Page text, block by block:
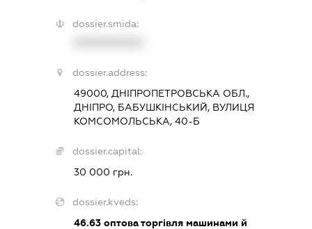
dossier.smida:
dossier.address:
49000, ДНІПРОПЕТРОВСЬКА ОБЛ.,
ДНІПРО, БАБУШКІНСЬКИЙ, ВУЛИЦЯ
КОМСОМОЛЬСЬКА, 40-Б
dossier.capital:
30 000 грн.
dossier.kveds:
46.63оптова торгівля машинами й